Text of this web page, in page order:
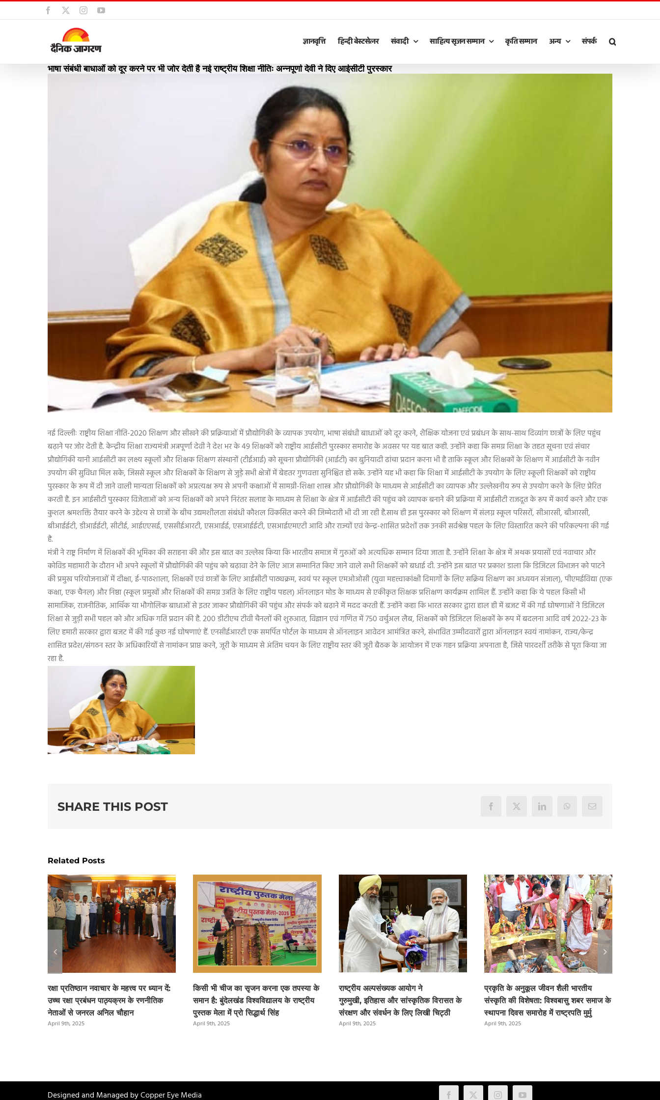
Skip
to
Facebook InstagramYouTube
ज्ञानवृत्ति हिन्दी बेस्टसेलर संवादी साहित्य सृजन सम्मान कृति सम्मान अन्य संपर्क
भाषा संबंधी बाधाओं को दूर करने पर भी जोर देती है नई राष्ट्रीय शिक्षा नीतिः अन्नपूर्णा देवी ने दिए आईसीटी पुरस्कार
नई दिल्लीः राष्ट्रीय शिक्षा नीति-2020शिक्षण और सीखने की प्रक्रियाओं में प्रौद्योगिकी के व्यापक उपयोग,भाषा संबंधी बाधाओं को दूर करने,शैक्षिक योजना एवं प्रबंधन के साथ-साथ दिव्यांग छात्रों के लिए पहुंच
बढ़ाने पर जोर देती है. केन्द्रीय शिक्षा राज्यमंत्री अन्नपूर्णा देवी ने देश भर के49शिक्षकों को राष्ट्रीय आईसीटी पुरस्कार समारोह के अवसर पर यह बात कही. उन्होंने कहा कि समग्र शिक्षा के तहत सूचना एवं संचार
प्रौद्योगिकी यानी आईसीटी का लक्ष्य स्कूलों और शिक्षक शिक्षण संस्थानों (टीईआई) को सूचना प्रौद्योगिकी (आईटी) का बुनियादी ढांचा प्रदान करना भी है ताकि स्कूल और शिक्षकों के शिक्षण में आईसीटी के नवीन
उपयोग की सुविधा मिल सके,जिससे स्कूल और शिक्षकों के शिक्षण से जुड़े सभी क्षेत्रों में बेहतर गुणवत्ता सुनिश्चित हो सके. उन्होंने यह भी कहा कि शिक्षा में आईसीटी के उपयोग के लिए स्कूली शिक्षकों को राष्ट्रीय
पुरस्कार के रूप में दी जाने वाली मान्यता शिक्षकों को अप्रत्यक्ष रूप से अपनी कक्षाओं में सामग्री-शिक्षा शास्त्र और प्रौद्योगिकी के माध्यम से आईसीटी का व्यापक और उल्लेखनीय रूप से उपयोग करने के लिए प्रेरित
करती है. इन आईसीटी पुरस्कार विजेताओं को अन्य शिक्षकों को अपने निरंतर सलाह के माध्यम से शिक्षा के क्षेत्र में आईसीटी की पहुंच को व्यापक बनाने की प्रक्रिया में आईसीटी राजदूत के रूप में कार्य करने और एक
कुशल श्रमशक्ति तैयार करने के उद्देश्य से छात्रों के बीच उद्यमशीलता संबंधी कौशल विकसित करने की जिम्मेदारी भी दी जा रही है.साथ ही इस पुरस्कार को शिक्षण में संलग्न स्कूल परिसरों,सीआरसी,बीआरसी,
बीआईईटी,डीआईईटी,सीटीई,आईएएसई,एससीईआरटी,एसआईई,एसआईईटी,एसआईएमएटी आदि और राज्यों एवं केन्द्र-शासित प्रदेशों तक उनकी सर्वश्रेष्ठ पहल के लिए विस्तारित करने की परिकल्पना की गई
है.
मंत्री ने राष्ट्र निर्माण में शिक्षकों की भूमिका की सराहना की और इस बात का उल्लेख किया कि भारतीय समाज में गुरुओं को अत्यधिक सम्मान दिया जाता है. उन्होंने शिक्षा के क्षेत्र में अथक प्रयासों एवं नवाचार और
कोविड महामारी के दौरान भी अपने स्कूलों में प्रौद्योगिकी की पहुंच को बढ़ावा देने के लिए आज सम्मानित किए जाने वाले सभी शिक्षकों को बधाई दी. उन्होंने इस बात पर प्रकाश डाला कि डिजिटल विभाजन को पाटने
की प्रमुख परियोजनाओं में दीक्षा,ई-पाठशाला,शिक्षकों एवं छात्रों के लिए आईसीटी पाठ्यक्रम,स्वयं पर स्कूल एमओओसी (युवा महत्त्वाकांक्षी दिमागों के लिए सक्रिय शिक्षण का अध्ययन संजाल),पीएमईविद्या (एक
कक्षा,एक चैनल) और निष्ठा (स्कूल प्रमुखों और शिक्षकों की समग्र उन्नति के लिए राष्ट्रीय पहल) ऑनलाइन मोड के माध्यम से एकीकृत शिक्षक प्रशिक्षण कार्यक्रम शामिल हैं. उन्होंने कहा कि ये पहल किसी भी
सामाजिक,राजनीतिक,आर्थिक या भौगोलिक बाधाओं से इतर जाकर प्रौद्योगिकी की पहुंच और संपर्क को बढ़ाने में मदद करती हैं. उन्होंने कहा कि भारत सरकार द्वारा हाल ही में बजट में की गई घोषणाओं ने डिजिटल
शिक्षा से जुड़ी सभी पहल को और अधिक गति प्रदान की है.200डीटीएच टीवी चैनलों की शुरुआत,विज्ञान एवं गणित में750वर्चुअल लैब,शिक्षकों को डिजिटल शिक्षकों के रूप में बदलना आदि वर्ष2022-23के
लिए हमारी सरकार द्वारा बजट में की गई कुछ नई घोषणाएं हैं. एनसीईआरटी एक समर्पित पोर्टल के माध्यम से ऑनलाइन आवेदन आमंत्रित करने,संभावित उम्मीदवारों द्वारा ऑनलाइन स्वयं नामांकन,राज्य/केन्द्र
शासित प्रदेश/संगठन स्तर के अधिकारियों से नामांकन प्राप्त करने,जूरी के माध्यम से अंतिम चयन के लिए राष्ट्रीय स्तर की जूरी बैठक के आयोजन में एक गहन प्रक्रिया अपनाता है,जिसे पारदर्शी तरीके से पूरा किया जा
रहा है.
SHARE THIS POST Facebook
X LinkedInWhatsAppEmail
Related Posts
रक्षा प्रतिष्ठान नवाचार के महत्त्व पर ध्यान दें:
उच्च रक्षा प्रबंधन पाठ्यक्रम के रणनीतिक
नेताओं से जनरल अनिल चौहान
April 9th, 2025
किसी भी चीज का सृजन करना एक तपस्या के
समान है: बुंदेलखंड विश्वविद्यालय के राष्ट्रीय
पुस्तक मेला में प्रो सिद्धार्थ सिंह
April 9th, 2025
राष्ट्रीय अल्पसंख्यक आयोग ने
गुरुमुखी, इतिहास और सांस्कृतिक विरासत के
संरक्षण और संवर्धन के लिए लिखी चिट्ठी
April 9th, 2025
प्रकृति के अनुकूल जीवन शैली भारतीय
संस्कृति की विशेषता: विश्वबासु शबर समाज के
स्थापना दिवस समारोह में राष्ट्रपति मुर्मु
April 9th, 2025
Designed and Managed byCopper Eye Media